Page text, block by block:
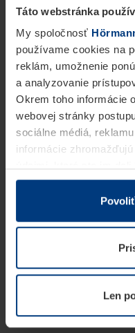
Táto webstránka
My spoločnosť
používame cookies na
reklám, umožnenie
a analyzovanie
Okrem toho informácie
webovej stránky
sociálne médiá,
informácie
v rámci Vášho
Z právneho hľadiska
prevádzku tejto
potrebujeme Vaše
kedykoľvek zmeniť
našej webovej stránky.
Len